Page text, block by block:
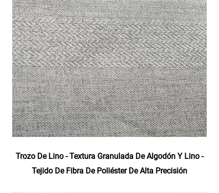
Trozo De Lino - Textura Granulada De Algodón Y Lino -
Tejido De Fibra De Poliéster De Alta Precisión